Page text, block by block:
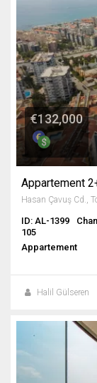
€132,000
Appartement
ID: AL-1399
105
Appartement
Halil Gülseren